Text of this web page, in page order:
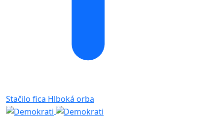
Stačilo fica Hlboká orba